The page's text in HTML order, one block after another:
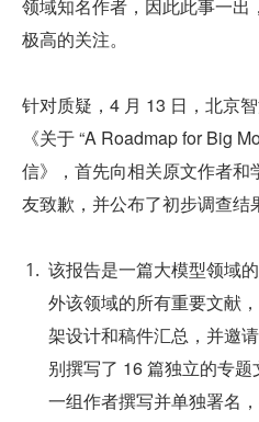
领域知名作者，因此此事一出
极高的关注。
针对质疑，4 月 13 日，北京
《关于 “A Roadmap for Big
信》，首先向相关原文作者和
友致歉，并公布了初步调查结
该报告是一篇大模型领域
外该领域的所有重要文献
架设计和稿件汇总，并邀
别撰写了 16 篇独立的专
一组作者撰写并单独署名